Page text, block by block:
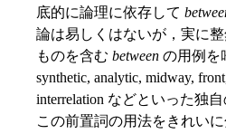
底的に論理に依存して
論は易しくはないが，実に
ものを含む between の用例を
synthetic, analytic, midway,
interrelation などといった独
この前置詞の用法をきれい